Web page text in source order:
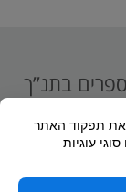
ספרים בתנ”ך
את תפקוד האתר
עוגיות